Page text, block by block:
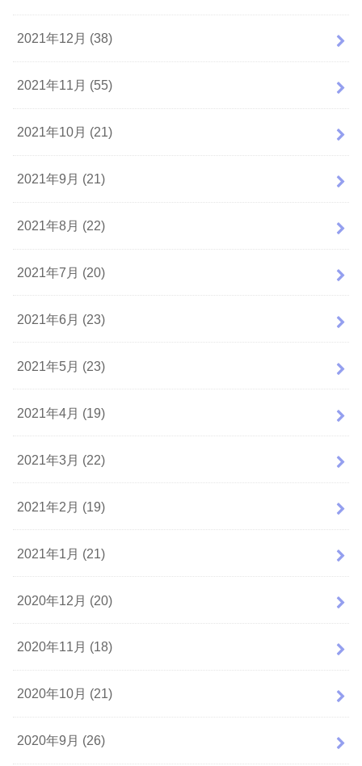
2021年12月 (38)
2021年11月 (55)
2021年10月 (21)
2021年9月 (21)
2021年8月 (22)
2021年7月 (20)
2021年6月 (23)
2021年5月 (23)
2021年4月 (19)
2021年3月 (22)
2021年2月 (19)
2021年1月 (21)
2020年12月 (20)
2020年11月 (18)
2020年10月 (21)
2020年9月 (26)